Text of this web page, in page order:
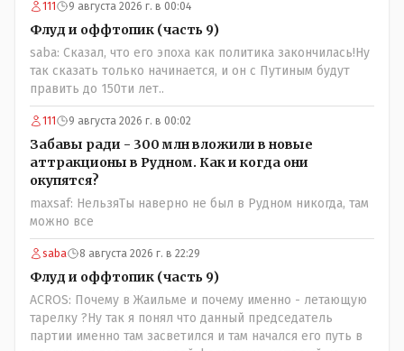
111 9 августа 2026 г. в 00:04
Флуд и оффтопик (часть 9)
saba: Сказал, что его эпоха как политика закончилась!Ну
так сказать только начинается, и он с Путиным будут
править до 150ти лет..
111 9 августа 2026 г. в 00:02
Забавы ради - 300 млн вложили в новые
аттракционы в Рудном. Как и когда они
окупятся?
maxsaf: НельзяТы наверно не был в Рудном никогда, там
можно все
saba 8 августа 2026 г. в 22:29
Флуд и оффтопик (часть 9)
ACROS: Почему в Жаильме и почему именно - летающую
тарелку ?Ну так я понял что данный председатель
партии именно там засветился и там начался его путь в